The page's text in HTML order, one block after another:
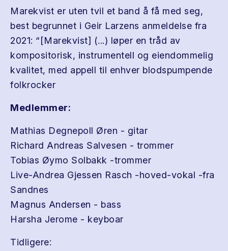
Marekvist er uten tvil et band å få med seg,
best begrunnet i Geir Larzens anmeldelse fra
2021: “[Marekvist] (...) løper en tråd av
kompositorisk, instrumentell og eiendommelig
kvalitet, med appell til enhver blodspumpende
folkrocker
Medlemmer:
Mathias Degnepoll Øren - gitar
Richard Andreas Salvesen - trommer
Tobias Øymo Solbakk -trommer
Live-Andrea Gjessen Rasch -hoved-vokal -fra
Sandnes
Magnus Andersen - bass
Harsha Jerome - keyboar
Tidligere: